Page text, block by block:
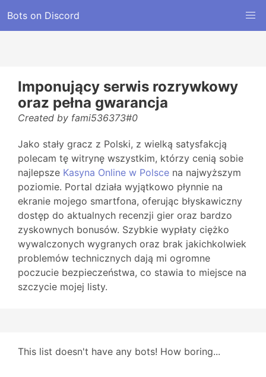
Bots on Discord
Imponujący serwis rozrywkowy
oraz pełna gwarancja
Created by fami536373#0
Jako stały gracz z Polski, z wielką satysfakcją
polecam tę witrynę wszystkim, którzy cenią sobie
najlepsze Kasyna Online w Polsce na najwyższym
poziomie. Portal działa wyjątkowo płynnie na
ekranie mojego smartfona, oferując błyskawiczny
dostęp do aktualnych recenzji gier oraz bardzo
zyskownych bonusów. Szybkie wypłaty ciężko
wywalczonych wygranych oraz brak jakichkolwiek
problemów technicznych dają mi ogromne
poczucie bezpieczeństwa, co stawia to miejsce na
szczycie mojej listy.
This list doesn't have any bots! How boring...